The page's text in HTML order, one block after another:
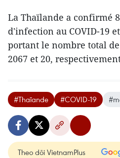
La Thaïlande a confirmé
d'infection au COVID-19
portant le nombre total de
2067 et 20,
#Thaïande #COVID-19
Theo dõi VietnamPlus